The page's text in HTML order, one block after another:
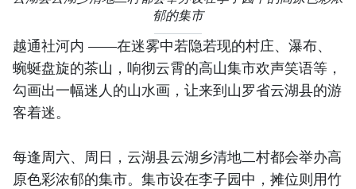
郁的集市
越通社河内 ——在迷雾中若隐若现的村庄、瀑布、
蜿蜒盘旋的茶山，响彻云霄的高山集市欢声笑语等，
勾画出一幅迷人的山水画，让来到山罗省云湖县的游
客着迷。
每逢周六、周日，云湖县云湖乡清地二村都会举办高
原色彩浓郁的集市。集市设在李子园中，摊位则用竹